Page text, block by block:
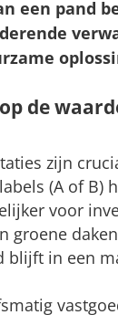
een pand
de
zijn
(A of B)
voor
groene
blijft in een